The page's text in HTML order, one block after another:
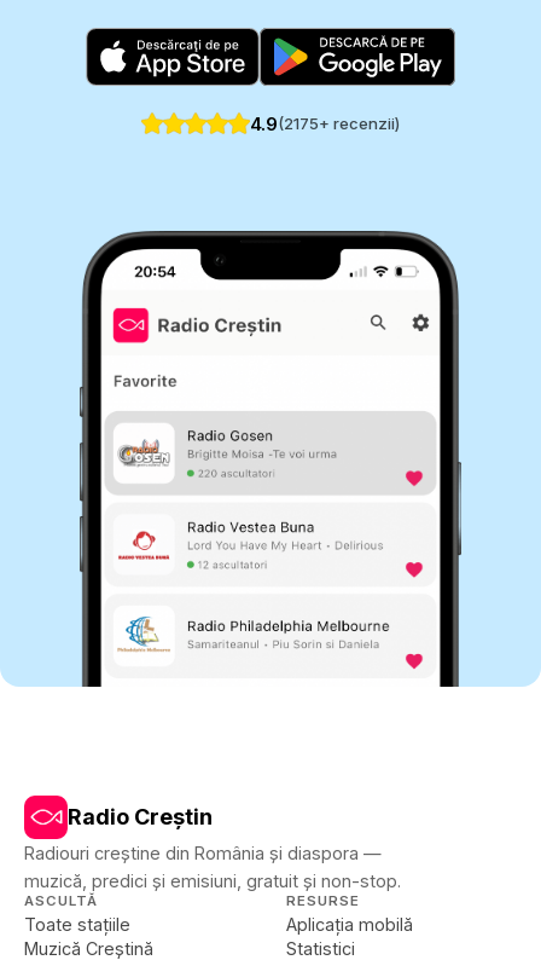
4.9(2175+ recenzii)
Radio Creștin
Radiouri creștine din România și diaspora —
muzică, predici și emisiuni, gratuit și non-stop.
ASCULTĂ
Toate stațiile
Muzică Creștină
RESURSE
Aplicația mobilă
Statistici